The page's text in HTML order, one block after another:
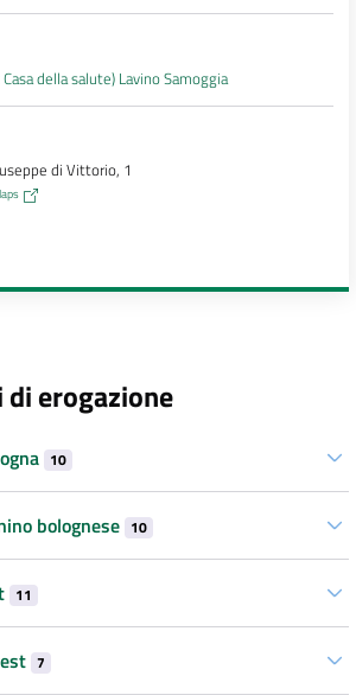
della salute) Lavino Samoggia
di Vittorio, 1
erogazione
10
bolognese 10
11
7